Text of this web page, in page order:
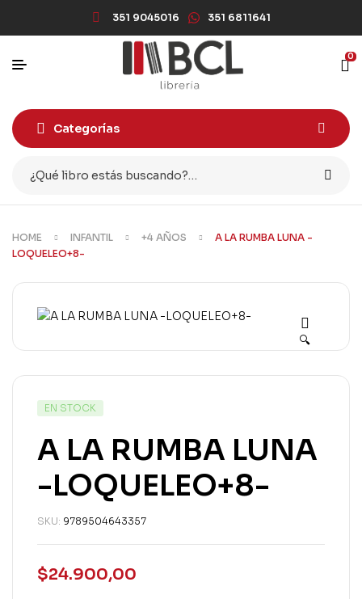
351 9045016 351 6811641
0
Categorías
HOME INFANTIL +4 AÑOS
A LA RUMBA LUNA -
LOQUELEO+8-
🔍
EN STOCK
A LA RUMBA LUNA
-LOQUELEO+8-
SKU: 9789504643357
$24.900,00